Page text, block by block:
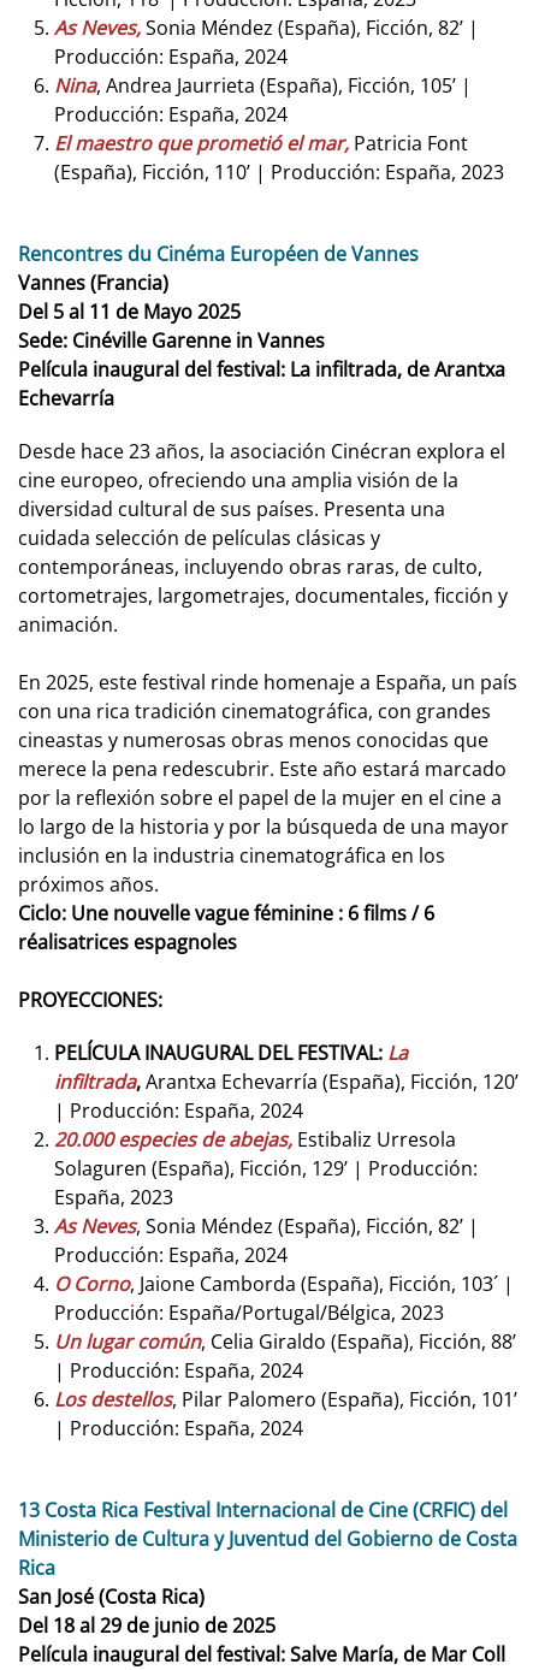
As Neves,Sonia Méndez (España), Ficción, 82’ |
Producción: España, 2024
Nina, Andrea Jaurrieta (España), Ficción, 105’ |
Producción: España, 2024
El maestro que prometió el mar, Patricia Font
(España), Ficción, 110’ | Producción: España, 2023
Rencontres du Cinéma Européen de Vannes
Vannes (Francia)
Del 5 al 11 de Mayo 2025
Sede: Cinéville Garenne in Vannes
Película inaugural del festival: La infiltrada, de Arantxa
Echevarría
Desde hace 23 años, la asociación Cinécran explora el
cine europeo, ofreciendo una amplia visión de la
diversidad cultural de sus países. Presenta una
cuidada selección de películas clásicas y
contemporáneas, incluyendo obras raras, de culto,
cortometrajes, largometrajes, documentales, ficción y
animación.
En 2025, este festival rinde homenaje a España, un país
con una rica tradición cinematográfica, con grandes
cineastas y numerosas obras menos conocidas que
merece la pena redescubrir. Este año estará marcado
por la reflexión sobre el papel de la mujer en el cine a
lo largo de la historia y por la búsqueda de una mayor
inclusión en la industria cinematográfica en los
próximos años.
Ciclo: Une nouvelle vague féminine : 6 films / 6
réalisatrices espagnoles
PROYECCIONES:
PELÍCULA INAUGURAL DEL FESTIVAL: La
infiltrada,Arantxa Echevarría (España), Ficción, 120’
| Producción: España, 2024
20.000 especies de abejas, Estibaliz Urresola
Solaguren (España), Ficción, 129’ | Producción:
España, 2023
As Neves, Sonia Méndez (España), Ficción, 82’ |
Producción: España, 2024
O Corno, Jaione Camborda (España), Ficción, 103´ |
Producción: España/Portugal/Bélgica, 2023
Un lugar común, Celia Giraldo (España), Ficción, 88’
| Producción: España, 2024
Los destellos, Pilar Palomero (España), Ficción, 101’
| Producción: España, 2024
13 Costa Rica Festival Internacional de Cine (CRFIC) del
Ministerio de Cultura y Juventud del Gobierno de Costa
Rica
San José (Costa Rica)
Del 18 al 29 de junio de 2025
Película inaugural del festival: Salve María, de Mar Coll